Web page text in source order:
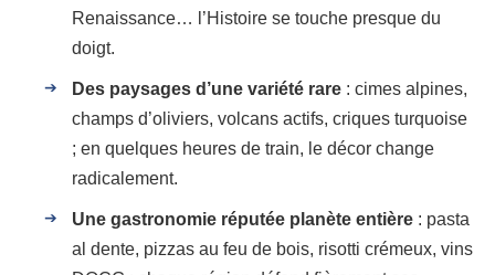
Renaissance… l’Histoire se touche presque du
doigt.
Des paysages d’une variété rare : cimes alpines,
champs d’oliviers, volcans actifs, criques turquoise
; en quelques heures de train, le décor change
radicalement.
Une gastronomie réputée planète entière : pasta
al dente, pizzas au feu de bois, risotti crémeux, vins